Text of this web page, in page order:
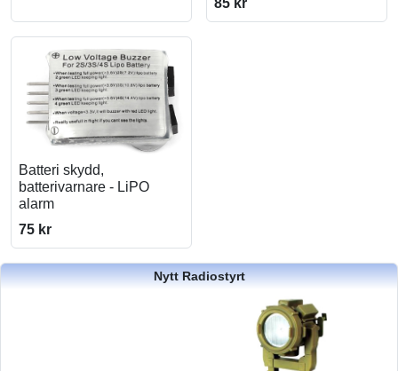
Batteri skydd,
batterivarnare - LiPO
alarm
75 kr
Nytt Radiostyrt